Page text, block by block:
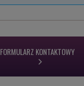
FORMULARZ KONTAKTOWY